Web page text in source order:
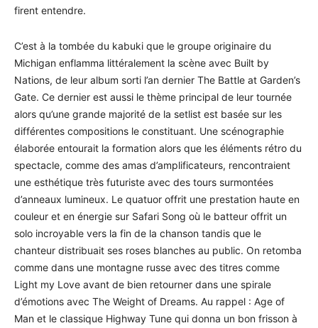
firent entendre.
C’est à la tombée du kabuki que le groupe originaire du
Michigan enflamma littéralement la scène avec Built by
Nations, de leur album sorti l’an dernier The Battle at Garden’s
Gate. Ce dernier est aussi le thème principal de leur tournée
alors qu’une grande majorité de la setlist est basée sur les
différentes compositions le constituant. Une scénographie
élaborée entourait la formation alors que les éléments rétro du
spectacle, comme des amas d’amplificateurs, rencontraient
une esthétique très futuriste avec des tours surmontées
d’anneaux lumineux. Le quatuor offrit une prestation haute en
couleur et en énergie sur Safari Song où le batteur offrit un
solo incroyable vers la fin de la chanson tandis que le
chanteur distribuait ses roses blanches au public. On retomba
comme dans une montagne russe avec des titres comme
Light my Love avant de bien retourner dans une spirale
d’émotions avec The Weight of Dreams. Au rappel : Age of
Man et le classique Highway Tune qui donna un bon frisson à